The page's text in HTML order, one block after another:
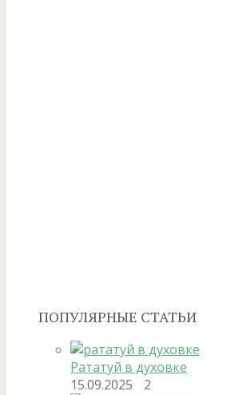
ПОПУЛЯРНЫЕ СТАТЬИ
Рататуй в духовке
15.09.2025
2